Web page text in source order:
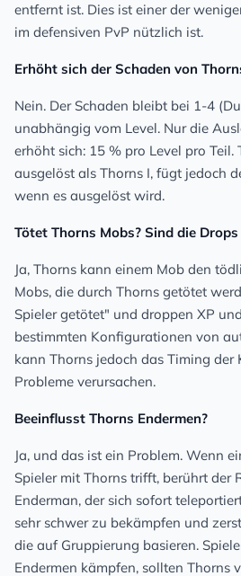
entfernt ist. Dies ist einer der
im defensiven PvP nützlich ist.
Erhöht sich der Schaden von
Nein. Der Schaden bleibt bei 1-4
unabhängig vom Level. Nur die
erhöht sich: 15 % pro Level pro
ausgelöst als Thorns I, fügt jedoch
wenn es ausgelöst wird.
Tötet Thorns Mobs? Sind die
Ja, Thorns kann einem Mob den
Mobs, die durch Thorns getötet
Spieler getötet" und droppen XP
bestimmten Konfigurationen von
kann Thorns jedoch das Timing der
Probleme verursachen.
Beeinflusst Thorns Endermen?
Ja, und das ist ein Problem. Wenn
Spieler mit Thorns trifft, berührt der
Enderman, der sich sofort
sehr schwer zu bekämpfen und
die auf Gruppierung basieren.
Endermen kämpfen, sollten Thorns